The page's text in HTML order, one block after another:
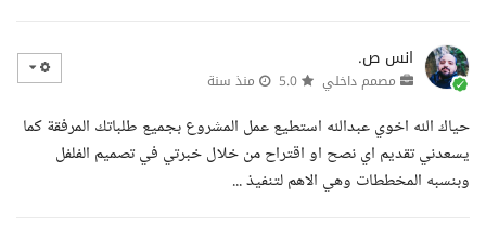
انس ص.
مصمم داخلي منذ سنة
حياك الله اخوي عبدالله استطيع عمل المشروع بجميع طلباتك المرفقة كما
يسعدني تقديم اي نصح او اقتراح من خلال خبرتي في تصميم الفلفل
وبنسبه المخططات وهي الاهم لتنفيذ ...